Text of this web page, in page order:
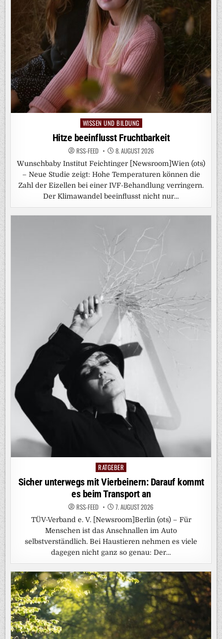
Posted
WISSEN UND BILDUNG
Hitze beeinflusst Fruchtbarkeit
RSS-FEED 8. AUGUST 2026
Wunschbaby Institut Feichtinger [Newsroom]Wien (ots)
– Neue Studie zeigt: Hohe Temperaturen können die
Zahl der Eizellen bei einer IVF-Behandlung verringern.
Der Klimawandel beeinflusst nicht nur…
Posted
in
RATGEBER
Sicher unterwegs mit Vierbeinern: Darauf kommt
es beim Transport an
RSS-FEED 7. AUGUST 2026
TÜV-Verband e. V. [Newsroom]Berlin (ots) – Für
Menschen ist das Anschnallen im Auto
selbstverständlich. Bei Haustieren nehmen es viele
dagegen nicht ganz so genau: Der…